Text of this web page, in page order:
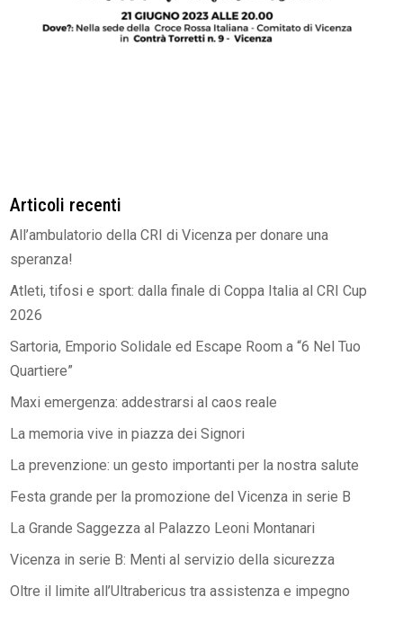
Articoli recenti
All’ambulatorio della CRI di Vicenza per donare una
speranza!
Atleti, tifosi e sport: dalla finale di Coppa Italia al CRI Cup
2026
Sartoria, Emporio Solidale ed Escape Room a “6 Nel Tuo
Quartiere”
Maxi emergenza: addestrarsi al caos reale
La memoria vive in piazza dei Signori
La prevenzione: un gesto importanti per la nostra salute
Festa grande per la promozione del Vicenza in serie B
La Grande Saggezza al Palazzo Leoni Montanari
Vicenza in serie B: Menti al servizio della sicurezza
Oltre il limite all’Ultrabericus tra assistenza e impegno